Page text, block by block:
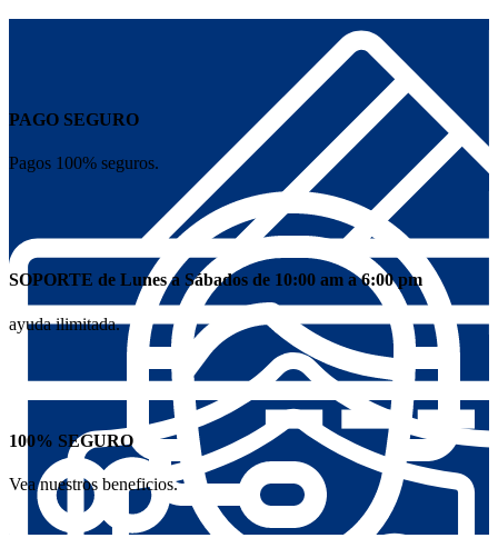
PAGO SEGURO
Pagos 100% seguros.
SOPORTE de Lunes a Sábados de 10:00 am a 6:00 pm
ayuda ilimitada.
100% SEGURO
Vea nuestros beneficios.